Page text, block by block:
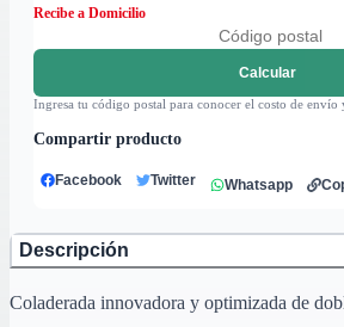
Recibe a Domicilio
Calcular
Ingresa tu código postal para conocer el costo de
Compartir producto
Facebook Twitter Whatsapp
Descripción
Coladerada innovadora y optimizada de